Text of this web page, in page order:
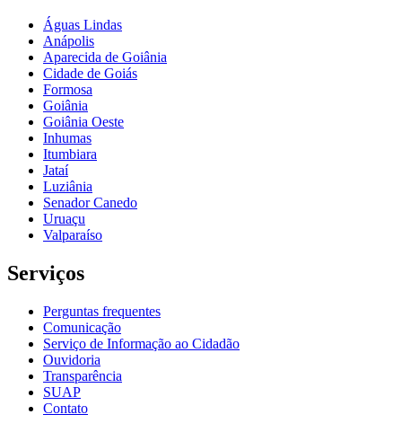
Águas Lindas
Anápolis
Aparecida de Goiânia
Cidade de Goiás
Formosa
Goiânia
Goiânia Oeste
Inhumas
Itumbiara
Jataí
Luziânia
Senador Canedo
Uruaçu
Valparaíso
Serviços
Perguntas frequentes
Comunicação
Serviço de Informação ao Cidadão
Ouvidoria
Transparência
SUAP
Contato